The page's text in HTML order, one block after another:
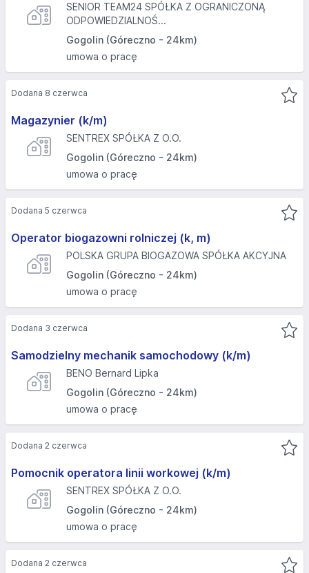
SENIOR TEAM24 SPÓŁKA Z OGRANICZONĄ
ODPOWIEDZIALNOŚ...
Gogolin (Góreczno - 24km)
umowa o pracę
Magazynier (k/m)
SENTREX SPÓŁKA Z O.O.
Gogolin (Góreczno - 24km)
umowa o pracę
Dodana 8 czerwca
Operator biogazowni rolniczej (k, m)
POLSKA GRUPA BIOGAZOWA SPÓŁKA AKCYJNA
Gogolin (Góreczno - 24km)
umowa o pracę
Dodana 5 czerwca
Samodzielny mechanik samochodowy (k/m)
BENO Bernard Lipka
Gogolin (Góreczno - 24km)
umowa o pracę
Dodana 3 czerwca
Pomocnik operatora linii workowej (k/m)
SENTREX SPÓŁKA Z O.O.
Gogolin (Góreczno - 24km)
umowa o pracę
Dodana 2 czerwca
Dodana 2 czerwca